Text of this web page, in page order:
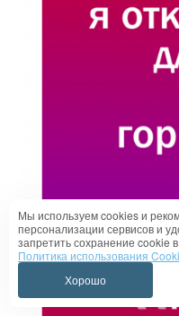
Мы используем cookies и
персонализации сервисов и
запретить сохранение cookie
Политика использования
Хорошо